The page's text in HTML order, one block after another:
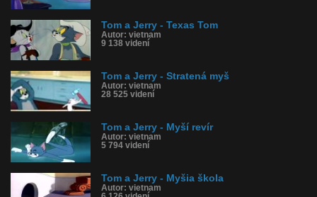
Tom a Jerry - Texas Tom
Autor: vietnam
9 138 videní
Tom a Jerry - Stratená myš
Autor: vietnam
28 525 videní
Tom a Jerry - Myší revír
Autor: vietnam
5 794 videní
Tom a Jerry - Myšia škola
Autor: vietnam